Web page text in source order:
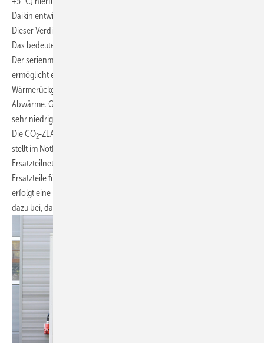
Daikin entwickeltet und ist speziell für das Kältemittel CO
Dieser Verdichter erreicht einen isentropen Wirkungsgrad von 69,5 %.
Das bedeutet, dass die CO
Der serienmäßig vorhandene „Heat-Recovery-Loop-Anschluss“
ermöglicht eine bauseitige Anbindung einer
Wärmerückgewinnungseinheit zur projektspezifischen Nutzung der
Abwärme. Gleichzeitig weist sich die Verdichter-Technologie einen
sehr niedrigen Schalldruckpegel auf.
Die CO2-ZEAS hat eine Herstellergarantie von fünf Jahren und Daikin
stellt im Notfall seinen Kunden deutschlandweit ein flächendeckendes
Ersatzteilnetz zur Verfügung. Via App oder Webpage können benötigte
Ersatzteile für den Betrieb der Systeme bestellt werden. Bei Bedarf
erfolgt eine Expresszustellung innerhalb von drei Stunden. Das trägt
dazu bei, dass die Kühlkette nicht unterbrochen wird.